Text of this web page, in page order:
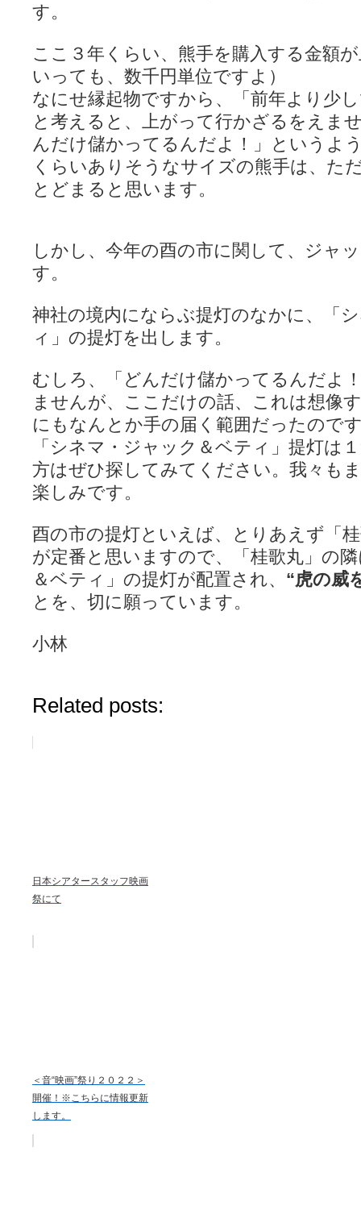
す。
ここ３年くらい、熊手を購入する金額
いっても、数千円単位ですよ）
なにせ縁起物ですから、「前年より少
と考えると、上がって行かざるをえま
んだけ儲かってるんだよ！」というよ
くらいありそうなサイズの熊手は、た
とどまると思います。
しかし、今年の酉の市に関して、ジャ
す。
神社の境内にならぶ提灯のなかに、「
ィ」の提灯を出します。
むしろ、「どんだけ儲かってるんだよ
ませんが、ここだけの話、これは想像
にもなんとか手の届く範囲だったので
「シネマ・ジャック＆ベティ」提灯は
方はぜひ探してみてください。我々も
楽しみです。
酉の市の提灯といえば、とりあえず「
が定番と思いますので、「桂歌丸」の
＆ベティ」の提灯が配置され、 “虎の威
とを、切に願っています。
小林
Related posts:
日本シアタースタッフ映画
祭にて
＜音“映画”祭り２０２２＞
開催！※こちらに情報更新
します。